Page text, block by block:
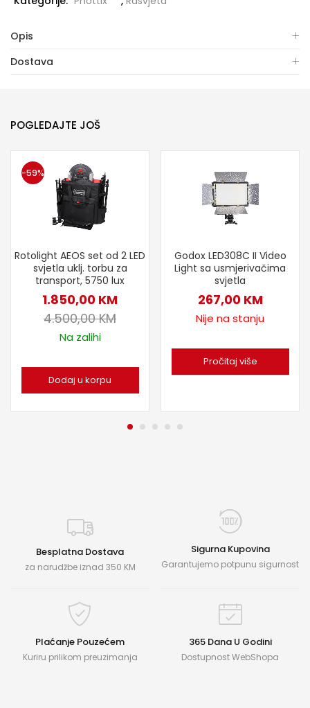
Opis
Dostava
POGLEDAJTE JOŠ
-59%
Rotolight AEOS set od 2 LED
svjetla uklj. torbu za
transport, 5750 lux
1.850,00 KM
4.500,00KM
Na zalihi
Dodaj u korpu
Godox LED308C II Video
Light sa usmjerivačima
svjetla
267,00 KM
Nije na stanju
Pročitaj više
Besplatna Dostava
za narudžbe iznad 350 KM
Sigurna Kupovina
Garantujemo potpunu sigurnost
Plaćanje Pouzećem
Kuriru prilikom preuzimanja
365 Dana U Godini
Dostupnost WebShopa